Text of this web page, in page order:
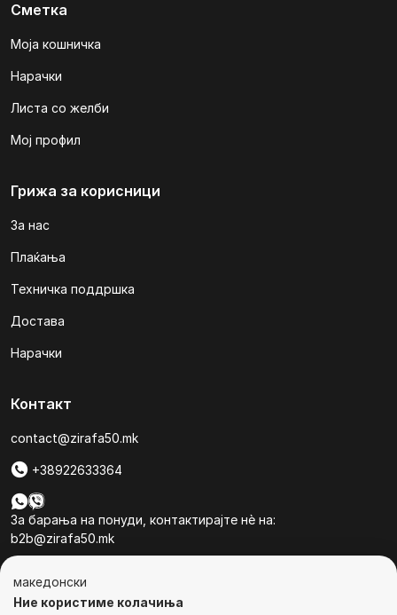
Сметка
Моја кошничка
Нарачки
Листа со желби
Мој профил
Грижа за корисници
За нас
Плаќања
Техничка поддршка
Достава
Нарачки
Контакт
contact@zirafa50.mk
+38922633364
За барања на понуди, контактирајте нѐ на:
b2b@zirafa50.mk
македонски
Ние користиме колачиња